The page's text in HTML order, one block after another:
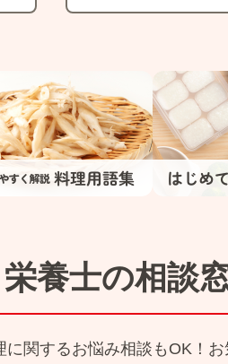
養士の相談
関するお悩み相談もOK！お